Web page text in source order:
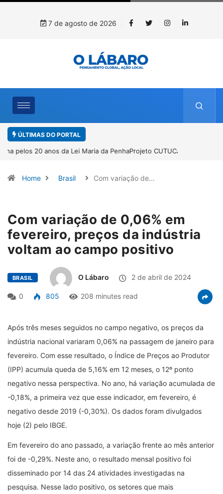
7 de agosto de 2026
ÚLTIMAS DO PORTAL
Projeto CUTUCAR abre nova edição e semeia o futuro por meio da
Home Brasil Com variação de…
Com variação de 0,06% em
fevereiro, preços da indústria
voltam ao campo positivo
BRASIL O Lábaro 2 de abril de 2024
0 805 208 minutes read
Após três meses seguidos no campo negativo, os preços da
indústria nacional variaram 0,06% na passagem de janeiro para
fevereiro. Com esse resultado, o Índice de Preços ao Produtor
(IPP) acumula queda de 5,16% em 12 meses, o 12º ponto
negativo nessa perspectiva. No ano, há variação acumulada de
-0,18%, a primeira vez que esse indicador, em fevereiro, é
negativo desde 2019 (-0,30%). Os dados foram divulgados
hoje (2) pelo IBGE.
Em fevereiro do ano passado, a variação frente ao mês anterior
foi de -0,29%. Neste ano, o resultado mensal positivo foi
disseminado por 14 das 24 atividades investigadas na
pesquisa. Nesse lado positivo, os setores que mais